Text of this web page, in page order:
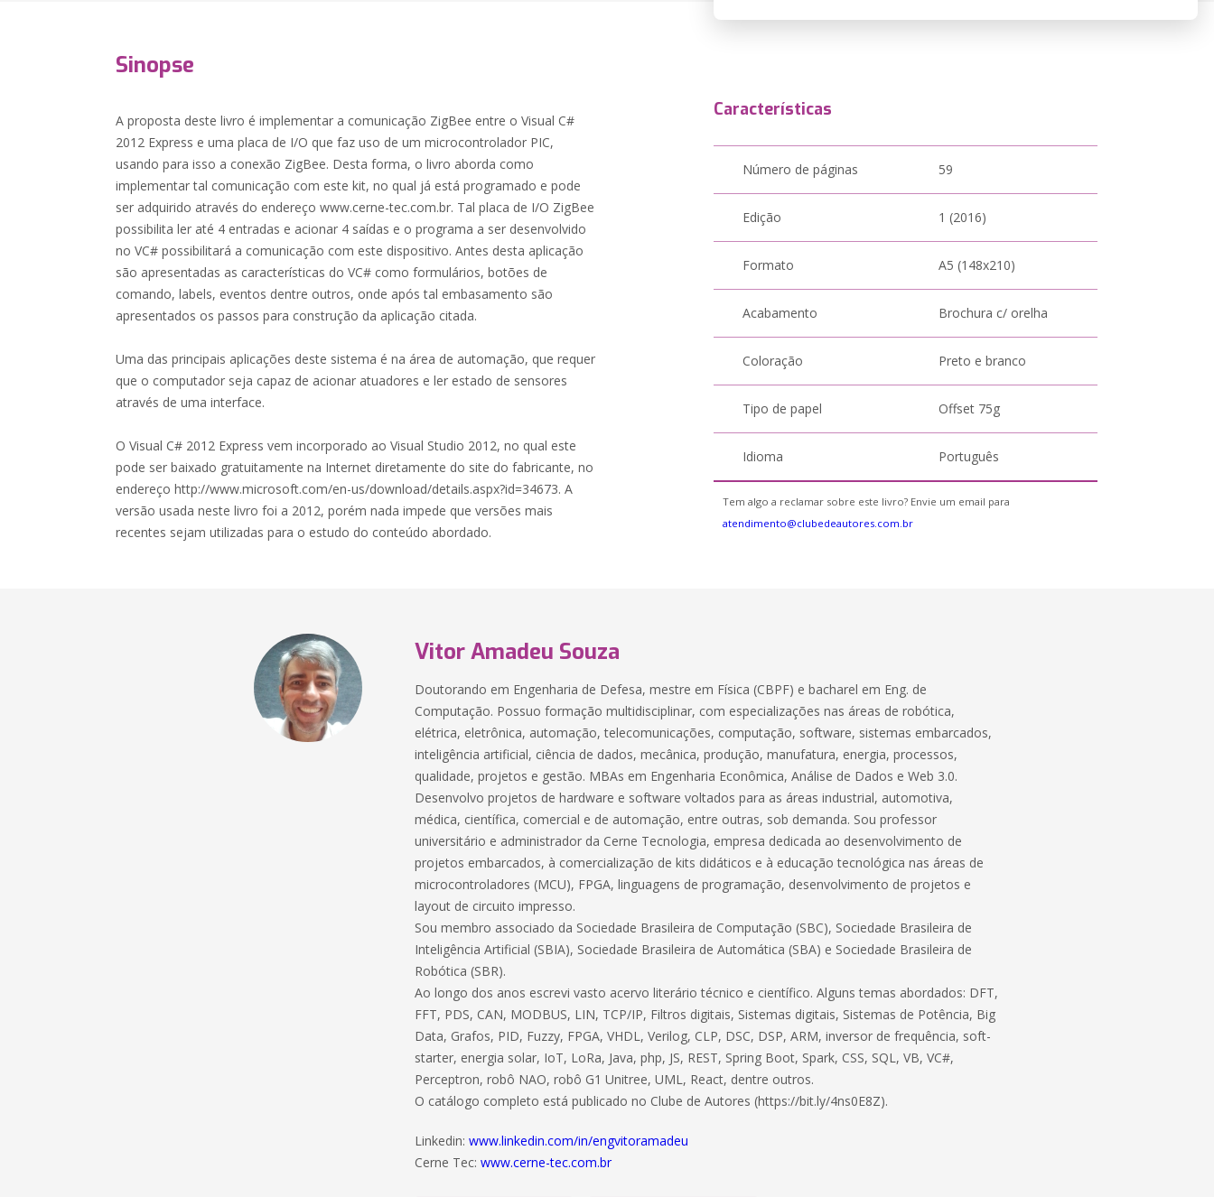
Sinopse
A proposta deste livro é implementar a comunicação ZigBee entre o Visual C#
2012 Express e uma placa de I/O que faz uso de um microcontrolador PIC,
usando para isso a conexão ZigBee. Desta forma, o livro aborda como
implementar tal comunicação com este kit, no qual já está programado e pode
ser adquirido através do endereço www.cerne-tec.com.br. Tal placa de I/O ZigBee
possibilita ler até 4 entradas e acionar 4 saídas e o programa a ser desenvolvido
no VC# possibilitará a comunicação com este dispositivo. Antes desta aplicação
são apresentadas as características do VC# como formulários, botões de
comando, labels, eventos dentre outros, onde após tal embasamento são
apresentados os passos para construção da aplicação citada.
Uma das principais aplicações deste sistema é na área de automação, que requer
que o computador seja capaz de acionar atuadores e ler estado de sensores
através de uma interface.
O Visual C# 2012 Express vem incorporado ao Visual Studio 2012, no qual este
pode ser baixado gratuitamente na Internet diretamente do site do fabricante, no
endereço http://www.microsoft.com/en-us/download/details.aspx?id=34673. A
versão usada neste livro foi a 2012, porém nada impede que versões mais
recentes sejam utilizadas para o estudo do conteúdo abordado.
Características
Número de páginas 59
Edição 1 (2016)
Formato A5 (148x210)
Acabamento Brochura c/ orelha
Coloração Preto e branco
Tipo de papel Offset 75g
Idioma Português
Tem algo a reclamar sobre este livro? Envie um email para
atendimento@clubedeautores.com.br
Vitor Amadeu Souza
Doutorando em Engenharia de Defesa, mestre em Física (CBPF) e bacharel em Eng. de
Computação. Possuo formação multidisciplinar, com especializações nas áreas de robótica,
elétrica, eletrônica, automação, telecomunicações, computação, software, sistemas embarcados,
inteligência artificial, ciência de dados, mecânica, produção, manufatura, energia, processos,
qualidade, projetos e gestão. MBAs em Engenharia Econômica, Análise de Dados e Web 3.0.
Desenvolvo projetos de hardware e software voltados para as áreas industrial, automotiva,
médica, científica, comercial e de automação, entre outras, sob demanda. Sou professor
universitário e administrador da Cerne Tecnologia, empresa dedicada ao desenvolvimento de
projetos embarcados, à comercialização de kits didáticos e à educação tecnológica nas áreas de
microcontroladores (MCU), FPGA, linguagens de programação, desenvolvimento de projetos e
layout de circuito impresso.
Sou membro associado da Sociedade Brasileira de Computação (SBC), Sociedade Brasileira de
Inteligência Artificial (SBIA), Sociedade Brasileira de Automática (SBA) e Sociedade Brasileira de
Robótica (SBR).
Ao longo dos anos escrevi vasto acervo literário técnico e científico. Alguns temas abordados: DFT,
FFT, PDS, CAN, MODBUS, LIN, TCP/IP, Filtros digitais, Sistemas digitais, Sistemas de Potência, Big
Data, Grafos, PID, Fuzzy, FPGA, VHDL, Verilog, CLP, DSC, DSP, ARM, inversor de frequência, soft-
starter, energia solar, IoT, LoRa, Java, php, JS, REST, Spring Boot, Spark, CSS, SQL, VB, VC#,
Perceptron, robô NAO, robô G1 Unitree, UML, React, dentre outros.
O catálogo completo está publicado no Clube de Autores (https://bit.ly/4ns0E8Z).
Linkedin:www.linkedin.com/in/engvitoramadeu
Cerne Tec:www.cerne-tec.com.br